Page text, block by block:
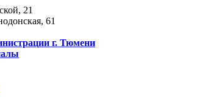
21
61
г. Тюмени